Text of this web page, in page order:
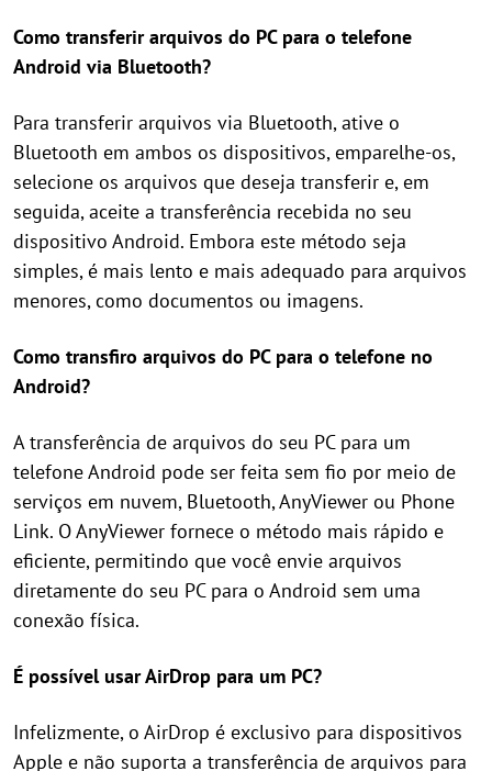
Como transferir arquivos do PC para o telefone
Android via Bluetooth?
Para transferir arquivos via Bluetooth, ative o
Bluetooth em ambos os dispositivos, emparelhe-os,
selecione os arquivos que deseja transferir e, em
seguida, aceite a transferência recebida no seu
dispositivo Android. Embora este método seja
simples, é mais lento e mais adequado para arquivos
menores, como documentos ou imagens.
Como transfiro arquivos do PC para o telefone no
Android?
A transferência de arquivos do seu PC para um
telefone Android pode ser feita sem fio por meio de
serviços em nuvem, Bluetooth, AnyViewer ou Phone
Link. O AnyViewer fornece o método mais rápido e
eficiente, permitindo que você envie arquivos
diretamente do seu PC para o Android sem uma
conexão física.
É possível usar AirDrop para um PC?
Infelizmente, o AirDrop é exclusivo para dispositivos
Apple e não suporta a transferência de arquivos para